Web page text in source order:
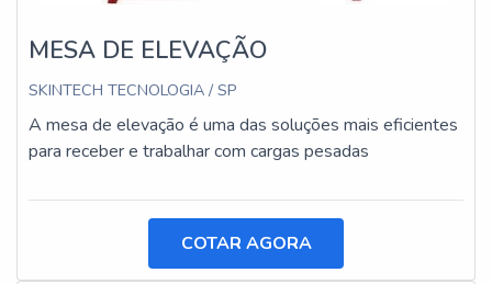
MESA DE ELEVAÇÃO
SKINTECH TECNOLOGIA / SP
A mesa de elevação é uma das soluções mais eficientes
para receber e trabalhar com cargas pesadas
COTAR AGORA